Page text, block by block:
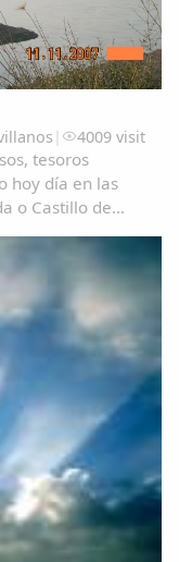
| 4009 visit
tesoros
hoy día en las
o Castillo de